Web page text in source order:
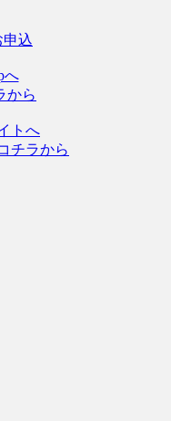
から
チラから